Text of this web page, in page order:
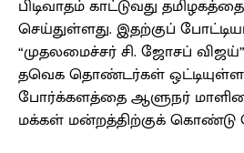
பிடிவாதம் காட்டுவது
செய்துள்ளது. இதற்குப்
“முதலமைச்சர் சி. ஜோசப்
தவெக தொண்டர்கள்
போர்க்களத்தை ஆளுநர்
மக்கள் மன்றத்திற்குக்